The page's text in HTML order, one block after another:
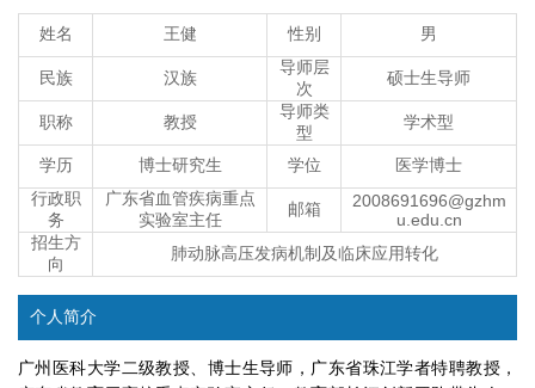
姓名 王健 性别 男
民族 汉族
导师层
次
硕士生导师
职称 教授
导师类
型
学术型
学历 博士研究生 学位
医学博士
行政职
务
广东省血管疾病重点
实验室主任
邮箱
2008691696@gzhm
u.edu.cn
招生方
向
肺动脉高压发病机制及临床应用转化
个人简介
广州医科大学二级教授、博士生导师，广东省珠江学者特聘教授，